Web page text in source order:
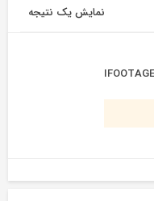
نمایش یک نتیجه